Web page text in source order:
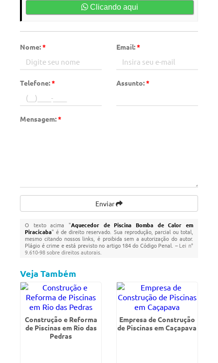
Clicando aqui
Nome:* Email:*
Telefone:* Assunto:*
Mensagem:*
Enviar
O texto acima "Aquecedor de Piscina Bomba de Calor em
Piracicaba" é de direito reservado. Sua reprodução, parcial ou total,
mesmo citando nossos links, é proibida sem a autorização do autor.
Plágio é crime e está previsto no artigo 184 do Código Penal. –Lei n°
9.610-98 sobre direitos autorais
Veja Também
Construção e Reforma
de Piscinas em Rio das
Pedras
Empresa de Construção
de Piscinas em Caçapava